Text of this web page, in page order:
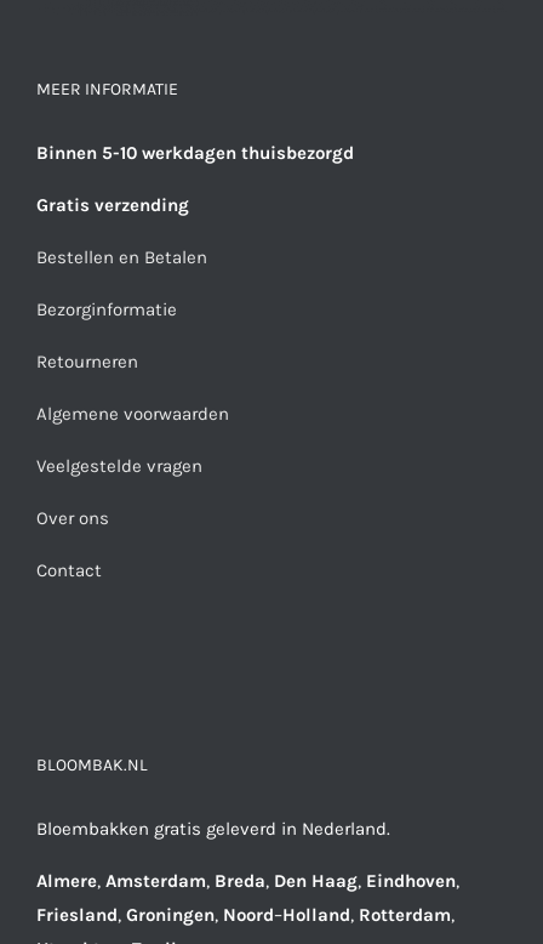
MEER INFORMATIE
Binnen 5-10 werkdagen thuisbezorgd
Gratis verzending
Bestellen en Betalen
Bezorginformatie
Retourneren
Algemene voorwaarden
Veelgestelde vragen
Over ons
Contact
BLOOMBAK.NL
Bloembakken gratis geleverd in Nederland.
Almere, Amsterdam, Breda, Den Haag, Eindhoven,
Friesland, Groningen, Noord–Holland, Rotterdam,